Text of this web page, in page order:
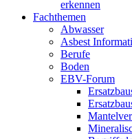
erkennen
Fachthemen
Abwasser
Asbest
Berufe
Boden
EBV-Forum